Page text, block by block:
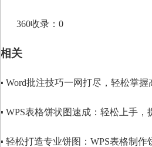
360收录：0
相关
▪ Word批注技巧一网打尽，轻松掌握
▪ WPS表格饼状图速成：轻松上手
▪ 轻松打造专业饼图：WPS表格制作